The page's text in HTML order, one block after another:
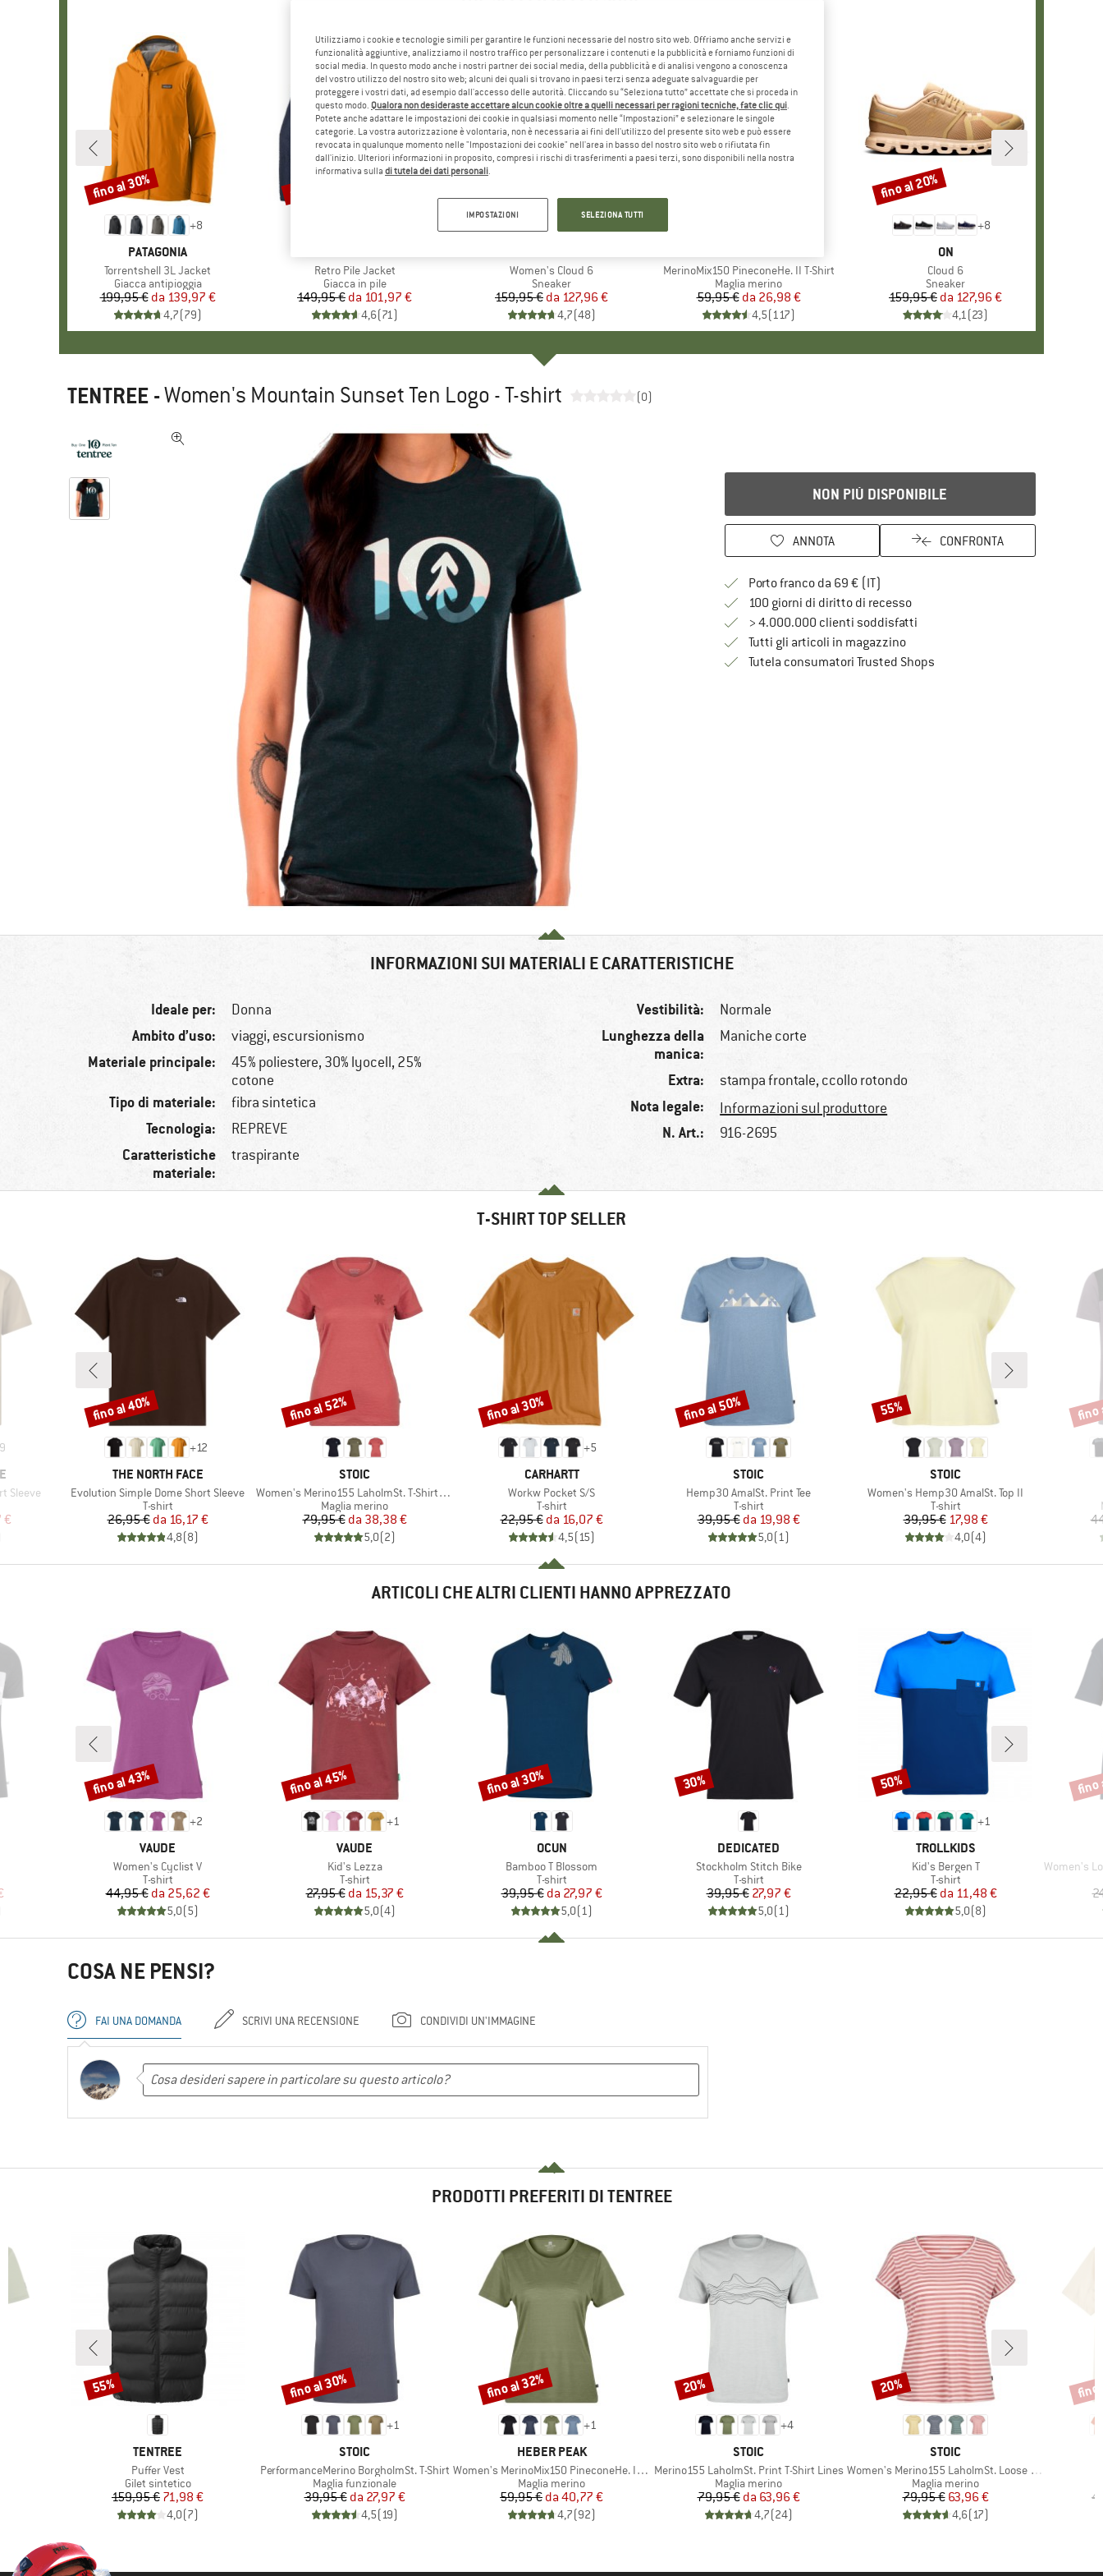
+8
MARCHIO
PATAGONIA
Articolo
Torrentshell 3L Jacket
Gruppo di prodotti
Giacca antipioggia
Prezzo
199,95 € Prezzo ridotto
da 139,97 €
4,7(79)
Sconto
fino al 30%
Articolo
Retro Pile Jacket
Gruppo di prodotti
Giacca in pile
Prezzo
149,95 € Prezzo ridotto
da 101,97 €
4,6(71)
Sconto
fino al 32%
Articolo
Women's Cloud 6
Gruppo di prodotti
Sneaker
Prezzo
159,95 € Prezzo ridotto
da 127,96 €
4,7(48)
fino al 20%
Articolo
MerinoMix150 PineconeHe. II T-Shirt
Gruppo di prodotti
Maglia merino
Prezzo
59,95 € Prezzo ridotto
da 26,98 €
4,5(117)
+8
MARCHIO
ON
Articolo
Cloud 6
Gruppo di prodotti
Sneaker
Prezzo
159,95 € Prezzo ridotto
da 127,96 €
4,1(23)
Sconto
fino al 20%
TENTREE -Women's Mountain Sunset Ten Logo - T-shirt (0)
NON PIÙ DISPONIBILE
ANNOTA CONFRONTA
Porto franco da 69 € (IT)
100 giorni di diritto di recessoVai alla politica di recesso qui Si
> 4.000.000 clienti soddisfatti
Tutti gli articoli in magazzino
Tutela consumatori Trusted ShopsTrovi tutte le informazioni qui!
INFORMAZIONI SUI MATERIALI E CARATTERISTICHE
Ideale per: Donna
Ambito d’uso: viaggi, escursionismo
Materiale principale:
45% poliestere, 30% lyocell, 25%
cotone
Tipo di materiale: fibra sintetica
Tecnologia: REPREVE
Caratteristiche
materiale:
traspirante
Vestibilità: Normale
Lunghezza della
manica:
Maniche corte
Extra: stampa frontale, ccollo rotondo
Nota legale: Informazioni sul produttore
N. Art.: 916-2695
T-SHIRT TOP SELLER
9
Sleeve
€
+12
MARCHIO
THE NORTH FACE
Articolo
Evolution Simple Dome Short Sleeve
Gruppo di prodotti
T-shirt
Prezzo
26,95 € Prezzo ridotto
da 16,17 €
4,8(8)
Sconto
fino al 40%
MARCHIO
STOIC
Articolo
Women's Merino155 LaholmSt. T-Shirt Daisy Flower
Gruppo di prodotti
Maglia merino
Prezzo
79,95 € Prezzo ridotto
da 38,38 €
5,0(2)
Sconto
fino al 52%
+5
MARCHIO
CARHARTT
Articolo
Workw Pocket S/S
Gruppo di prodotti
T-shirt
Prezzo
22,95 € Prezzo ridotto
da 16,07 €
4,5(15)
Sconto
fino al 30%
MARCHIO
STOIC
Articolo
Hemp30 AmalSt. Print Tee
Gruppo di prodotti
T-shirt
Prezzo
39,95 € Prezzo ridotto
da 19,98 €
5,0(1)
Sconto
fino al 50%
MARCHIO
STOIC
Articolo
Women's Hemp30 AmalSt. Top II
Gruppo di prodotti
T-shirt
Prezzo
39,95 €Prezzo ridotto
17,98 €
4,0(4)
Sconto
55% fino
ARTICOLI CHE ALTRI CLIENTI HANNO APPREZZATO
+2
MARCHIO
VAUDE
Articolo
Women's Cyclist V
Gruppo di prodotti
T-shirt
Prezzo
44,95 € Prezzo ridotto
da 25,62 €
5,0(5)
Sconto
fino al 43%
+1
MARCHIO
VAUDE
Articolo
Kid's Lezza
Gruppo di prodotti
T-shirt
Prezzo
27,95 € Prezzo ridotto
da 15,37 €
5,0(4)
Sconto
fino al 45%
MARCHIO
OCUN
Articolo
Bamboo T Blossom
Gruppo di prodotti
T-shirt
Prezzo
39,95 € Prezzo ridotto
da 27,97 €
5,0(1)
Sconto
fino al 30%
MARCHIO
DEDICATED
Articolo
Stockholm Stitch Bike
Gruppo di prodotti
T-shirt
Prezzo
39,95 €Prezzo ridotto
27,97 €
5,0(1)
Sconto
30%
+1
MARCHIO
TROLLKIDS
Articolo
Kid's Bergen T
Gruppo di prodotti
T-shirt
Prezzo
22,95 € Prezzo ridotto
da 11,48 €
5,0(8)
Sconto
50%
Articolo
Women's Loose
fino
COSA NE PENSI?
FAI UNA DOMANDA SCRIVI UNA RECENSIONE CONDIVIDI UN'IMMAGINE
PRODOTTI PREFERITI DI TENTREE
MARCHIO
TENTREE
Articolo
Puffer Vest
Gruppo di prodotti
Gilet sintetico
Prezzo
159,95 €Prezzo ridotto
71,98 €
4,0(7)
Sconto
55%
+1
MARCHIO
STOIC
Articolo
PerformanceMerino BorgholmSt. T-Shirt
Gruppo di prodotti
Maglia funzionale
Prezzo
39,95 € Prezzo ridotto
da 27,97 €
4,5(19)
Sconto
fino al 30%
+1
MARCHIO
HEBER PEAK
Articolo
Women's MerinoMix150 PineconeHe. II T-Shirt
Gruppo di prodotti
Maglia merino
Prezzo
59,95 € Prezzo ridotto
da 40,77 €
4,7(92)
Sconto
fino al 32%
+4
MARCHIO
STOIC
Articolo
Merino155 LaholmSt. Print T-Shirt Lines
Gruppo di prodotti
Maglia merino
Prezzo
79,95 € Prezzo ridotto
da 63,96 €
4,7(24)
Sconto
20%
MARCHIO
STOIC
Articolo
Women's Merino155 LaholmSt. Loose Shirt Striped
Gruppo di prodotti
Maglia merino
Prezzo
79,95 €Prezzo ridotto
63,96 €
4,6(17)
Sconto
20% fino
Utilizziamo i cookie e tecnologie simili per garantire le funzioni necessarie del nostro sito web. Offriamo anche servizi e
funzionalità aggiuntive, analizziamo il nostro traffico per personalizzare i contenuti e la pubblicità e forniamo funzioni di
social media. In questo modo anche i nostri partner dei social media, della pubblicità e di analisi vengono a conoscenza
del vostro utilizzo del nostro sito web; alcuni dei quali si trovano in paesi terzi senza adeguate salvaguardie per
proteggere i vostri dati, ad esempio dall'accesso delle autorità. Cliccando su “Seleziona tutto” accettate che si proceda in
questo modo. Qualora non desideraste accettare alcun cookie oltre a quelli necessari per ragioni tecniche, fate clic qui.
Potete anche adattare le impostazioni dei cookie in qualsiasi momento nelle “Impostazioni” e selezionare le singole
categorie. La vostra autorizzazione è volontaria, non è necessaria ai fini dell'utilizzo del presente sito web e può essere
revocata in qualunque momento nelle "Impostazioni dei cookie" nell'area in basso del nostro sito web o rifiutata fin
dall'inizio. Ulteriori informazioni in proposito, compresi i rischi di trasferimenti a paesi terzi, sono disponibili nella nostra
informativa sulla di tutela dei dati personali.
IMPOSTAZIONI SELEZIONA TUTTI